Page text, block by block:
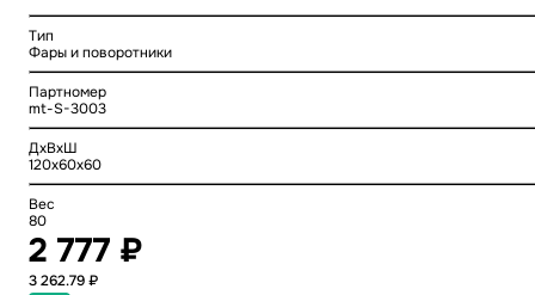
Тип
Фары и поворотники
Партномер
mt-S-3003
ДхВхШ
120x60x60
Вес
80
2 777 ₽
3 262.79 ₽